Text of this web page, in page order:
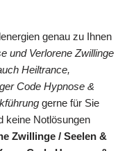
genau zu Ihnen
und Verlorene Zwillinge
Heiltrance,
Code Hypnose &
gerne für Sie
keine Notlösungen
Zwillinge / Seelen &